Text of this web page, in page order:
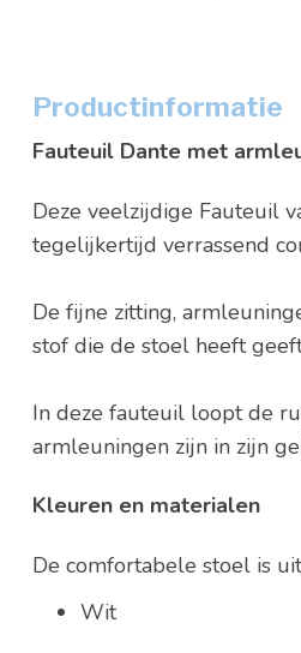
Productinformatie
Fauteuil Dante met
Deze veelzijdige Fauteuil
tegelijkertijd verrassend
De fijne zitting,
stof die de stoel heeft
In deze fauteuil loopt de
armleuningen zijn in zijn
Kleuren en materialen
De comfortabele stoel is
Wit